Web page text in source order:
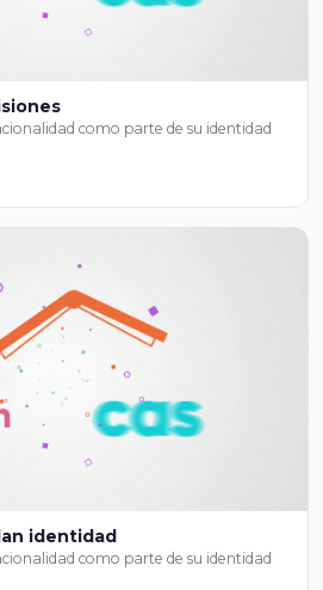
como parte de su identidad
identidad
como parte de su identidad